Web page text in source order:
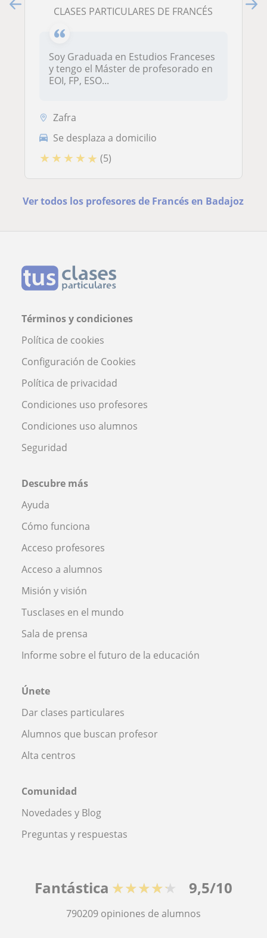
CLASES PARTICULARES DE FRANCÉS
Soy Graduada en Estudios Franceses
y tengo el Máster de profesorado en
EOI, FP, ESO...
Zafra
Se desplaza a domicilio
★ ★ ★ ★ ★ (5)
Ver todos los profesores de Francés en Badajoz
Términos y condiciones
Política de cookies
Configuración de Cookies
Política de privacidad
Condiciones uso profesores
Condiciones uso alumnos
Seguridad
Descubre más
Ayuda
Cómo funciona
Acceso profesores
Acceso a alumnos
Misión y visión
Tusclases en el mundo
Sala de prensa
Informe sobre el futuro de la educación
Únete
Dar clases particulares
Alumnos que buscan profesor
Alta centros
Comunidad
Novedades y Blog
Preguntas y respuestas
Fantástica ★★★★★ 9,5/10
790209 opiniones de alumnos